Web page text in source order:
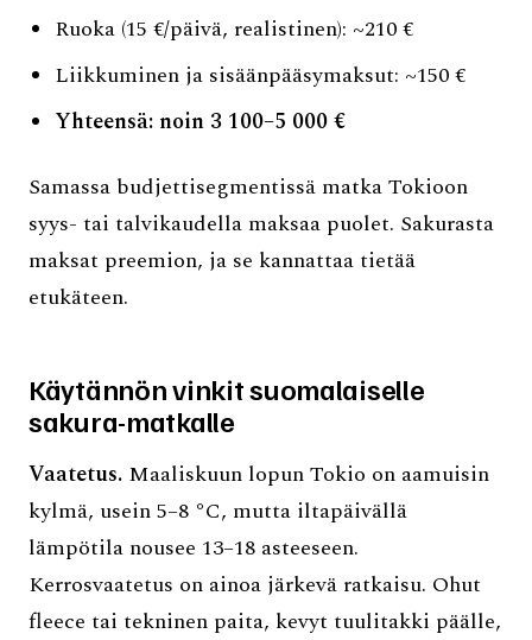
Ruoka (15 €/päivä, realistinen): ~210 €
Liikkuminen ja sisäänpääsymaksut: ~150 €
Yhteensä: noin 3 100–5 000 €
Samassa budjettisegmentissä matka Tokioon
syys- tai talvikaudella maksaa puolet. Sakurasta
maksat preemion, ja se kannattaa tietää
etukäteen.
Käytännön vinkit suomalaiselle
sakura-matkalle
Vaatetus. Maaliskuun lopun Tokio on aamuisin
kylmä, usein 5–8 °C, mutta iltapäivällä
lämpötila nousee 13–18 asteeseen.
Kerrosvaatetus on ainoa järkevä ratkaisu. Ohut
fleece tai tekninen paita, kevyt tuulitakki päälle,